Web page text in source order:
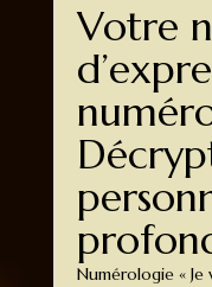
Votre
Numérologie «